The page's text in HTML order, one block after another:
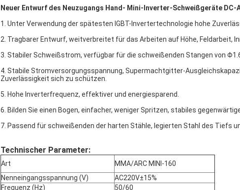
Neuer Entwurf des Neuzugangs Hand- Mini-Inverter-Schweißgeräte
1. Unter Verwendung der spätesten IGBT-Invertertechnologie hohe
2. Tragbarer Entwurf, weitverbreitet für das Arbeiten auf Höhe, Feldarbeit,
3. Stabiler Schweißstrom, verfügbar für die schweißenden Stangen von
4. Stabile Stromversorgungsspannung, Supermachtgitter-
Zuverlässigkeit sich zu schützen.
5. Hohe Inverterfrequenz, effektiver und energiesparend.
6. Bilden Sie einen Bogen, einfacher, weniger Spritzen, stabiles
7. Passend für schweißenden der harten Stähle, legierten Stahl des Tiefs
Technischer Parameter:
Art
MMA/ARC MINI-160
Nenneingangsspannung (V)
AC220V±15%
Frequenz (Hz)
50/60